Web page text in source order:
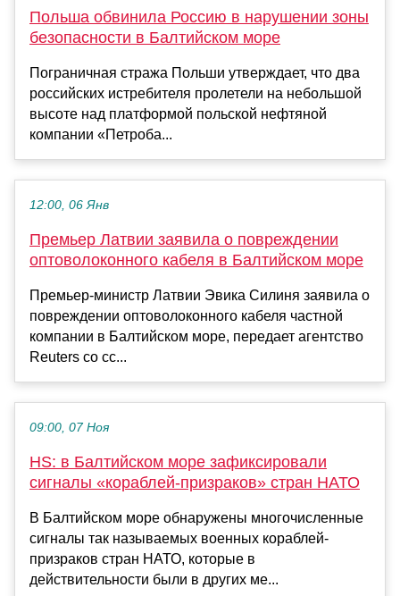
Польша обвинила Россию в нарушении зоны
безопасности в Балтийском море
Пограничная стража Польши утверждает, что два
российских истребителя пролетели на небольшой
высоте над платформой польской нефтяной
компании «Петроба...
12:00, 06 Янв
Премьер Латвии заявила о повреждении
оптоволоконного кабеля в Балтийском море
Премьер-министр Латвии Эвика Силиня заявила о
повреждении оптоволоконного кабеля частной
компании в Балтийском море, передает агентство
Reuters со сс...
09:00, 07 Ноя
HS: в Балтийском море зафиксировали
сигналы «кораблей-призраков» стран НАТО
В Балтийском море обнаружены многочисленные
сигналы так называемых военных кораблей-
призраков стран НАТО, которые в
действительности были в других ме...